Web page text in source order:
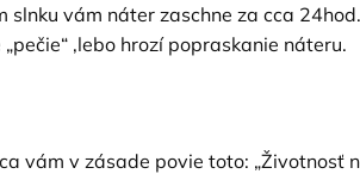
vám náter zaschne za cca
,lebo hrozí popraskanie náteru.
vám v zásade povie toto: „Životnosť